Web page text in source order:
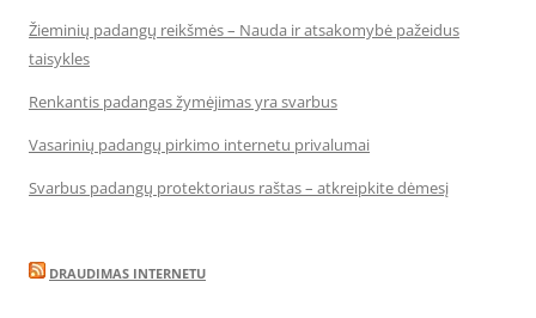
Žieminių padangų reikšmės – Nauda ir atsakomybė pažeidus
taisykles
Renkantis padangas žymėjimas yra svarbus
Vasarinių padangų pirkimo internetu privalumai
Svarbus padangų protektoriaus raštas – atkreipkite dėmesį
DRAUDIMAS INTERNETU